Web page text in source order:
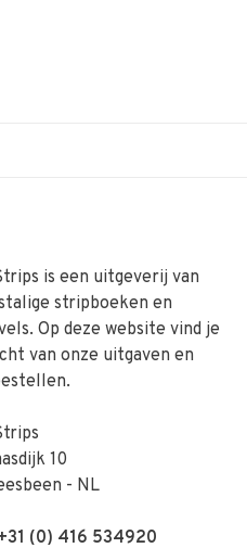
is een uitgeverij van
stripboeken en
Op deze website vind je
van onze uitgaven en
10
- NL
(0) 416 534920